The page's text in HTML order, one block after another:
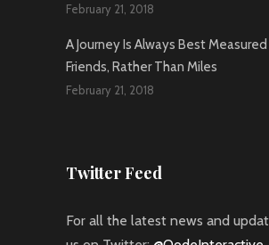
February 21, 2018
A Journey Is Always Best
Friends, Rather Than Miles
February 21, 2018
Twitter Feed
For all the latest news and